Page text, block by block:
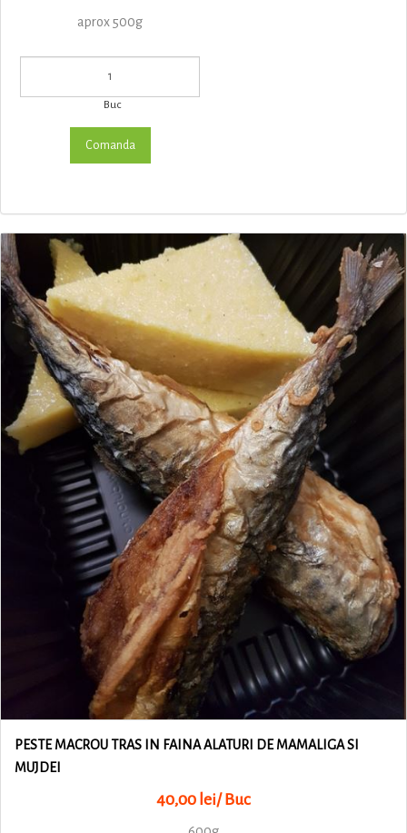
aprox 500g
Buc
PESTE MACROU TRAS IN FAINA ALATURI DE MAMALIGA SI
MUJDEI
40,00 lei/ Buc